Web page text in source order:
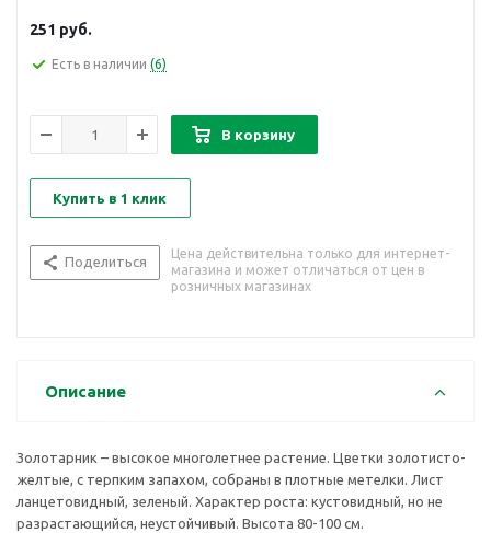
251 руб.
Есть в наличии (6)
В корзину
Купить в 1 клик
Поделиться
Цена действительна только для интернет-
магазина и может отличаться от цен в
розничных магазинах
Описание
Золотарник – высокое многолетнее растение. Цветки золотисто-
желтые, с терпким запахом, собраны в плотные метелки. Лист
ланцетовидный, зеленый. Характер роста: кустовидный, но не
разрастающийся, неустойчивый. Высота 80-100 см.